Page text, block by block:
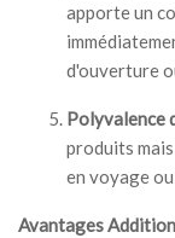
apporte un
d'ouverture
Polyvalence
produits
en voyage
Avantages